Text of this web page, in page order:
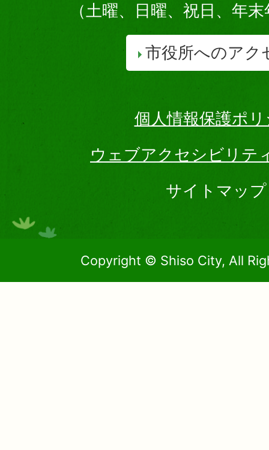
（土曜、日曜、祝日、年
市役所へのアク
個人情報保護ポ
ウェブアクセシビリテ
サイトマップ
Copyright © Shiso City, All